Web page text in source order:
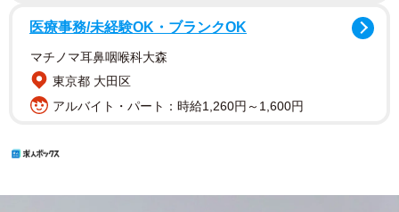
医療事務/未経験OK・ブランクOK
マチノマ耳鼻咽喉科大森
東京都 大田区
アルバイト・パート：時給1,260円～1,600円